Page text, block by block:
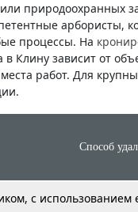
природоохранных
арбористы,
процессы. На
в Клину зависит от
работ. Для
Способ
с использованием